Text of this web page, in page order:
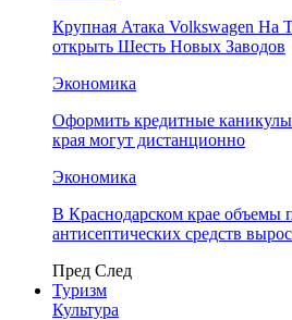
Крупная Атака Volkswagen На
открыть Шесть Новых Заводов
Экономика
Оформить кредитные
края могут дистанционно
Экономика
В Краснодарском крае объемы
антисептических средств
Пред След
Туризм
Культура